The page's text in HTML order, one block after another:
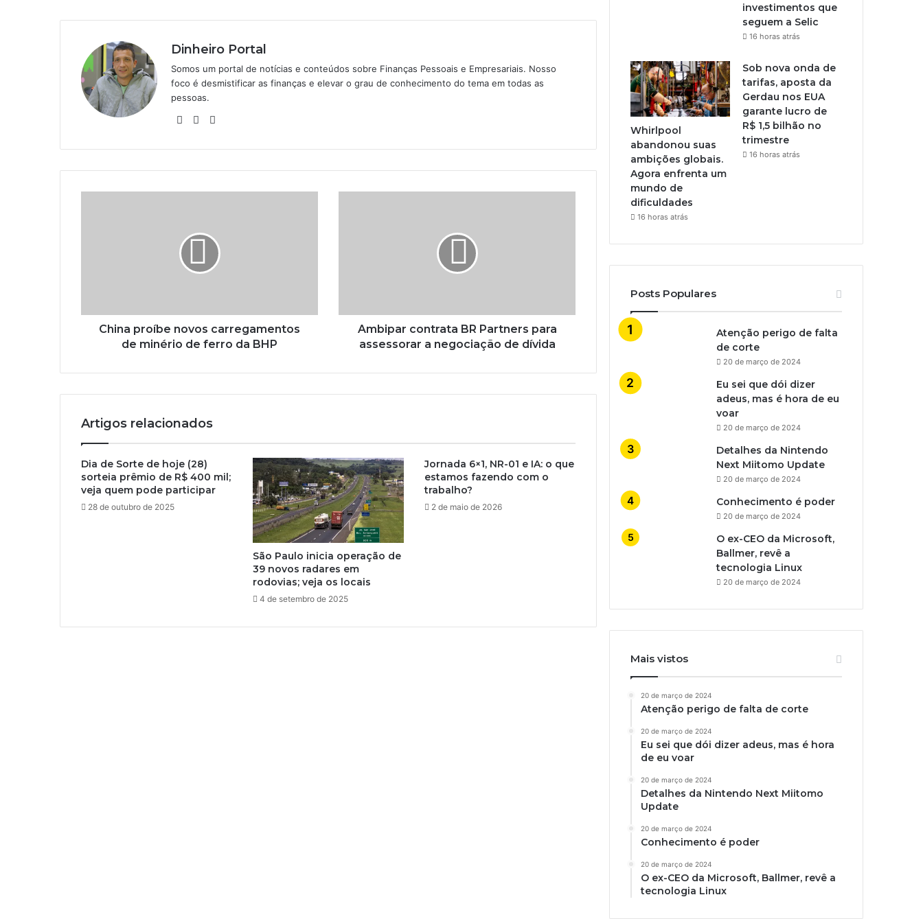
Dinheiro Portal
Somos um portal de notícias e conteúdos sobre Finanças Pessoais e Empresariais. Nosso
foco é desmistificar as finanças e elevar o grau de conhecimento do tema em todas as
pessoas.
WebsiteLinkedin
China proíbe novos carregamentos
de minério de ferro da BHP
Ambipar contrata BR Partners para
assessorar a negociação de dívida
Artigos relacionados
Dia de Sorte de hoje (28)
sorteia prêmio de R$ 400 mil;
veja quem pode participar
28 de outubro de 2025
São Paulo inicia operação de
39 novos radares em
rodovias; veja os locais
4 de setembro de 2025
Jornada 6×1, NR-01 e IA: o que
estamos fazendo com o
trabalho?
2 de maio de 2026
investimentos que
seguem a Selic
16 horas atrás
Whirlpool
abandonou suas
ambições globais.
Agora enfrenta um
mundo de
dificuldades
16 horas atrás
Sob nova onda de
tarifas, aposta da
Gerdau nos EUA
garante lucro de
R$ 1,5 bilhão no
trimestre
16 horas atrás
Posts Populares
Atenção perigo de falta
de corte
20 de março de 2024
Eu sei que dói dizer
adeus, mas é hora de eu
voar
20 de março de 2024
Detalhes da Nintendo
Next Miitomo Update
20 de março de 2024
Conhecimento é poder
20 de março de 2024
O ex-CEO da Microsoft,
Ballmer, revê a
tecnologia Linux
20 de março de 2024
Mais vistos
20 de março de 2024
Atenção perigo de falta de corte
20 de março de 2024
Eu sei que dói dizer adeus, mas é hora
de eu voar
20 de março de 2024
Detalhes da Nintendo Next Miitomo
Update
20 de março de 2024
Conhecimento é poder
20 de março de 2024
O ex-CEO da Microsoft, Ballmer, revê a
tecnologia Linux